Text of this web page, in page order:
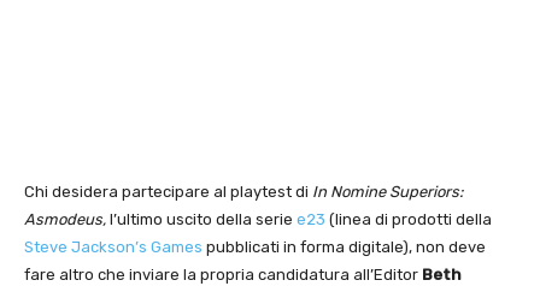
Chi desidera partecipare al playtest di In Nomine Superiors:
Asmodeus, l’ultimo uscito della serie e23 (linea di prodotti della
Steve Jackson’s Games pubblicati in forma digitale), non deve
fare altro che inviare la propria candidatura all’Editor Beth